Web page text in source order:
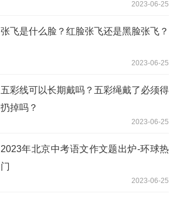
2023-06-25
张飞是什么脸？红脸张飞还是黑脸张飞？
2023-06-25
五彩线可以长期戴吗？五彩绳戴了必须得
扔掉吗？
2023-06-25
2023年北京中考语文作文题出炉-环球热
门
2023-06-25